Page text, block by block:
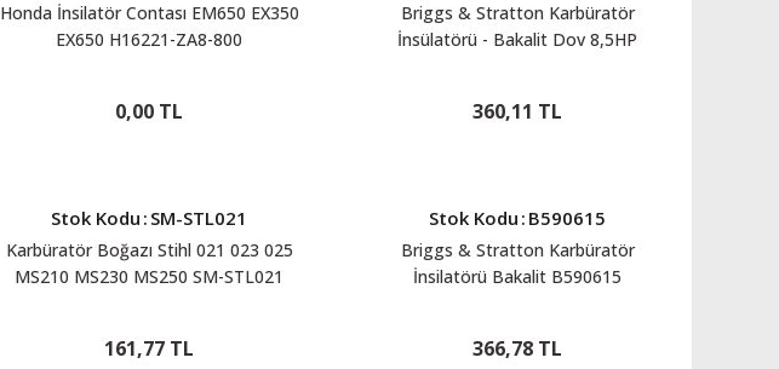
Honda İnsilatör Contası EM650 EX350
EX650 H16221-ZA8-800
0,00 TL
Briggs & Stratton Karbüratör
İnsülatörü - Bakalit Dov 8,5HP
360,11 TL
Stok Kodu : SM-STL021
Karbüratör Boğazı Stihl 021 023 025
MS210 MS230 MS250 SM-STL021
161,77 TL
Stok Kodu : B590615
Briggs & Stratton Karbüratör
İnsilatörü Bakalit B590615
366,78 TL